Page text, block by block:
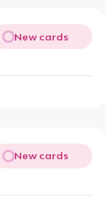
New cards
New cards